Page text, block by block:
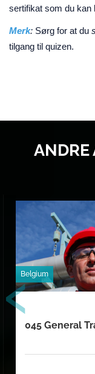
sertifikat som du kan
Merk: Sørg for at du
tilgang til quizen.
ANDRE
Belgium
045 General
‹